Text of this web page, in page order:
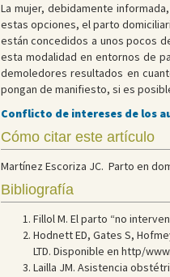
La mujer, debidamente
estas opciones, el parto
están concedidos a unos pocos
esta modalidad en entornos de
demoledores resultados en
pongan de manifiesto, si es
Conflicto de intereses de los
Cómo citar este artículo
Martínez Escoriza JC. Parto en
Bibliografía
Fillol M. El parto “no
Hodnett ED, Gates S,
LTD. Disponible en http/
Lailla JM. Asistencia